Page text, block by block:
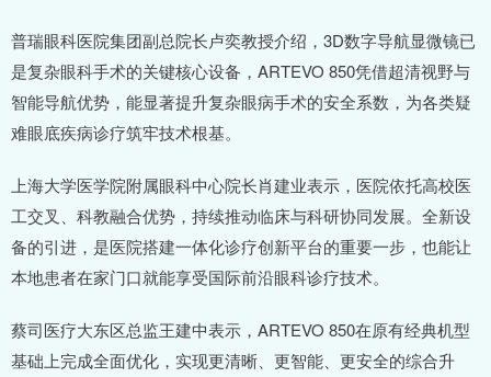
普瑞眼科医院集团副总院长卢奕教授介绍，3D数字导航显微镜已
是复杂眼科手术的关键核心设备，ARTEVO 850凭借超清视野与
智能导航优势，能显著提升复杂眼病手术的安全系数，为各类疑
难眼底疾病诊疗筑牢技术根基。
上海大学医学院附属眼科中心院长肖建业表示，医院依托高校医
工交叉、科教融合优势，持续推动临床与科研协同发展。全新设
备的引进，是医院搭建一体化诊疗创新平台的重要一步，也能让
本地患者在家门口就能享受国际前沿眼科诊疗技术。
蔡司医疗大东区总监王建中表示，ARTEVO 850在原有经典机型
基础上完成全面优化，实现更清晰、更智能、更安全的综合升